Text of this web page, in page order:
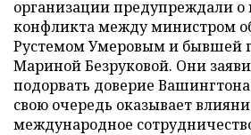
организации предупреждали о
конфликта между министром
Рустемом Умеровым и бывшей
Мариной Безруковой. Они
подорвать доверие
свою очередь оказывает
международное